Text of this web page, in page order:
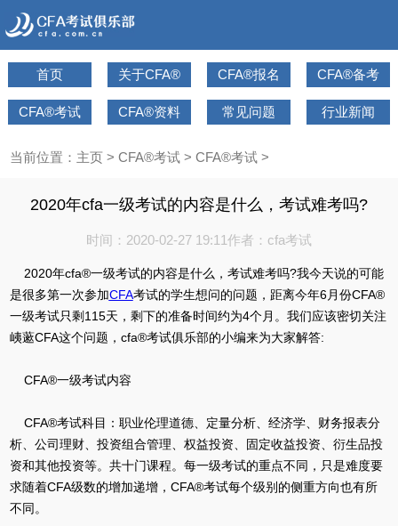
首页 关于CFA® CFA®报名 CFA®备考
CFA®考试 CFA®资料 常见问题 行业新闻
当前位置： 主页> CFA®考试> CFA®考试>
2020年cfa一级考试的内容是什么，考试难考吗?
时间：2020-02-27 19:11作者：cfa考试
2020年cfa®一级考试的内容是什么，考试难考吗?我今天说的可能
是很多第一次参加CFA考试的学生想问的问题，距离今年6月份CFA®
一级考试只剩115天，剩下的准备时间约为4个月。我们应该密切关注
峓藗CFA这个问题，cfa®考试俱乐部的小编来为大家解答:
CFA®一级考试内容
CFA®考试科目：职业伦理道德、定量分析、经济学、财务报表分
析、公司理财、投资组合管理、权益投资、固定收益投资、衍生品投
资和其他投资等。共十门课程。每一级考试的重点不同，只是难度要
求随着CFA级数的增加递增，CFA®考试每个级别的侧重方向也有所
不同。